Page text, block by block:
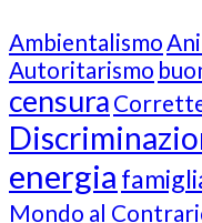
Ambientalismo
Autoritarismo
censura
energia
Mondo al